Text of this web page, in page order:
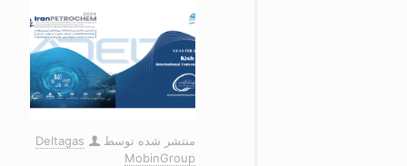
منتشر شده توسط
Deltagas
MobinGroup